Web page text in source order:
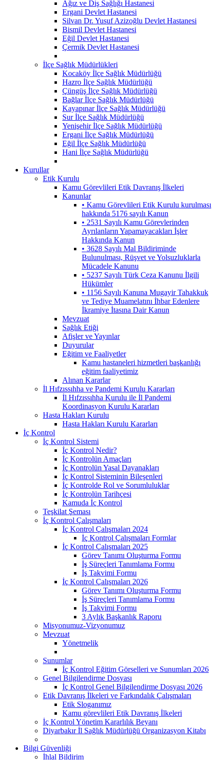
Ağız ve Diş Sağlığı Hastanesi
Ergani Devlet Hastanesi
Silvan Dr. Yusuf Azizoğlu Devlet Hastanesi
Bismil Devlet Hastanesi
Eğil Devlet Hastanesi
Çermik Devlet Hastanesi
İlçe Sağlık Müdürlükleri
Kocaköy İlçe Sağlık Müdürlüğü
Hazro İlçe Sağlık Müdürlüğü
Çüngüş İlçe Sağlık Müdürlüğü
Bağlar İlçe Sağlık Müdürlüğü
Kayapınar İlçe Sağlık Müdürlüğü
Sur İlçe Sağlık Müdürlüğü
Yenişehir İlçe Sağlık Müdürlüğü
Ergani İlçe Sağlık Müdürlüğü
Eğil İlçe Sağlık Müdürlüğü
Hani İlçe Sağlık Müdürlüğü
Kurullar
Etik Kurulu
Kamu Görevlileri Etik Davranış İlkeleri
Kanunlar
• Kamu Görevlileri Etik Kurulu kurulması
hakkında 5176 sayılı Kanun
• 2531 Sayılı Kamu Görevlerinden
Ayrılanların Yapamayacakları İşler
Hakkında Kanun
• 3628 Sayılı Mal Bildiriminde
Bulunulması, Rüşvet ve Yolsuzluklarla
Mücadele Kanunu
• 5237 Sayılı Türk Ceza Kanunu İlgili
Hükümler
• 1156 Sayılı Kanuna Mugayir Tahakkuk
ve Tediye Muamelatını İhbar Edenlere
İkramiye İtasına Dair Kanun
Mevzuat
Sağlık Etiği
Afişler ve Yayınlar
Duyurular
Eğitim ve Faaliyetler
Kamu hastaneleri hizmetleri başkanlığı
eğitim faaliyetimiz
Alınan Kararlar
İl Hıfzıssıhha ve Pandemi Kurulu Kararları
İl Hıfzıssıhha Kurulu ile İl Pandemi
Koordinasyon Kurulu Kararları
Hasta Hakları Kurulu
Hasta Hakları Kurulu Kararları
İç Kontrol
İç Kontrol Sistemi
İç Kontrol Nedir?
İç Kontrolün Amaçları
İç Kontrolün Yasal Dayanakları
İç Kontrol Sisteminin Bileşenleri
İç Kontrolde Rol ve Sorumluluklar
İç Kontrolün Tarihçesi
Kamuda İç Kontrol
Teşkilat Şeması
İç Kontrol Çalışmaları
İç Kontrol Çalışmaları 2024
İç Kontrol Çalışmaları Formlar
İç Kontrol Çalışmaları 2025
Görev Tanımı Oluşturma Formu
İş Süreçleri Tanımlama Formu
İş Takvimi Formu
İç Kontrol Çalışmaları 2026
Görev Tanımı Oluşturma Formu
İş Süreçleri Tanımlama Formu
İş Takvimi Formu
3 Aylık Başkanlık Raporu
Misyonumuz-Vizyonumuz
Mevzuat
Yönetmelik
Sunumlar
İç Kontrol Eğitim Görselleri ve Sunumları 2026
Genel Bilgilendirme Dosyası
İç Kontrol Genel Bilgilendirme Dosyası 2026
Etik Davranış İlkeleri ve Farkındalık Çalışmaları
Etik Sloganımız
Kamu görevlileri Etik Davranış İlkeleri
İç Kontrol Yönetim Kararlılık Beyanı
Diyarbakır İl Sağlık Müdürlüğü Organizasyon Kitabı
Bilgi Güvenliği
İhlal Bildirim